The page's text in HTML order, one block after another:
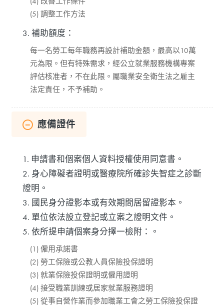
(5) 調整工作方法
3. 補助額度：
每一名勞工每年職務再設計補助金額，最高以10萬
元為限。但有特殊需求，經公立就業服務機構專案
評估核准者，不在此限。屬職業安全衛生法之雇主
法定責任，不予補助。
應備證件
1. 申請書和個案個人資料授權使用同意書。
2. 身心障礙者證明或醫療院所確診失智症之診斷
證明。
3. 國民身分證影本或有效期間居留證影本。
4. 單位依法設立登記或立案之證明文件。
5. 依所提申請個案身分擇一檢附：。
(1) 僱用承諾書
(2) 勞工保險或公教人員保險投保證明
(3) 就業保險投保證明或僱用證明
(4) 接受職業訓練或居家就業服務證明
(5) 從事自營作業而參加職業工會之勞工保險投保證